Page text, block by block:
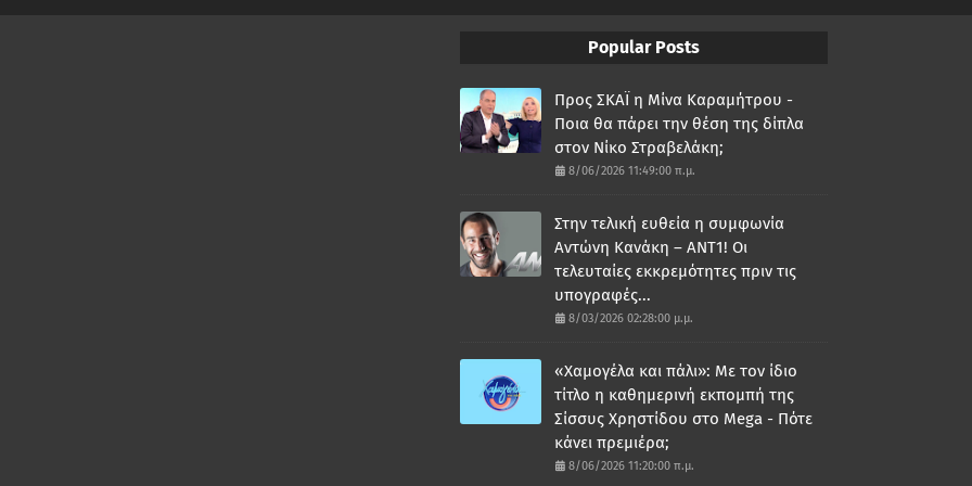
Popular Posts
Προς ΣΚΑΪ η Μίνα Καραμήτρου -
Ποια θα πάρει την θέση της δίπλα
στον Νίκο Στραβελάκη;
8/06/2026 11:49:00 π.μ.
Στην τελική ευθεία η συμφωνία
Αντώνη Κανάκη – ΑΝΤ1! Οι
τελευταίες εκκρεμότητες πριν τις
υπογραφές...
8/03/2026 02:28:00 μ.μ.
«Χαμογέλα και πάλι»: Με τον ίδιο
τίτλο η καθημερινή εκπομπή της
Σίσσυς Χρηστίδου στο Mega - Πότε
κάνει πρεμιέρα;
8/06/2026 11:20:00 π.μ.